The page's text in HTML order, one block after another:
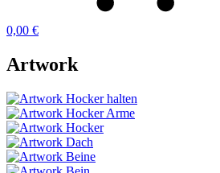
0,00 €
Artwork